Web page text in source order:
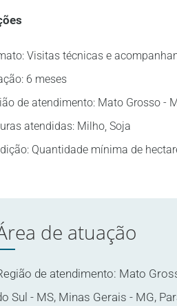
Visitas técnicas e
6 meses
de atendimento: Mato Grosso -
atendidas: Milho, Soja
Quantidade mínima de
de atuação
de atendimento: Mato
Sul - MS, Minas Gerais - MG,